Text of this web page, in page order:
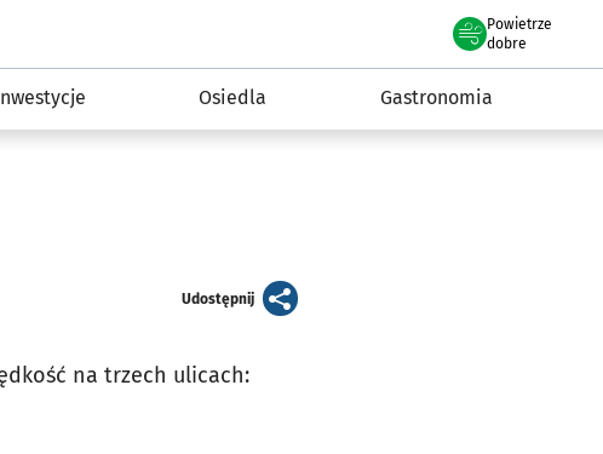
Dla mieszkańca
Powietrze
we Wrocławiu
dobre
Osiedla Gastronomia
Udostępnijartykuł
na trzech ulicach: